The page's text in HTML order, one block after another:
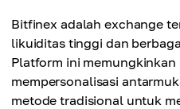
Bitfinex adalah exchange
likuiditas tinggi dan
Platform ini
mempersonalisasi
metode tradisional untuk